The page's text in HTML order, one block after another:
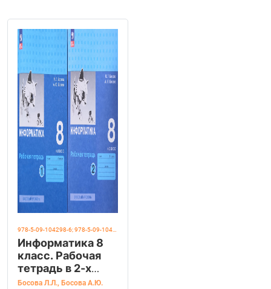
Информатика 8
класс. Рабочая
тетрадь в 2-х
частях. Авторы:
Босова Л.Л., Босова А.Ю.